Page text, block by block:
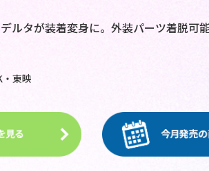
ルタが装着変身に。外装パーツ着脱可
・東映